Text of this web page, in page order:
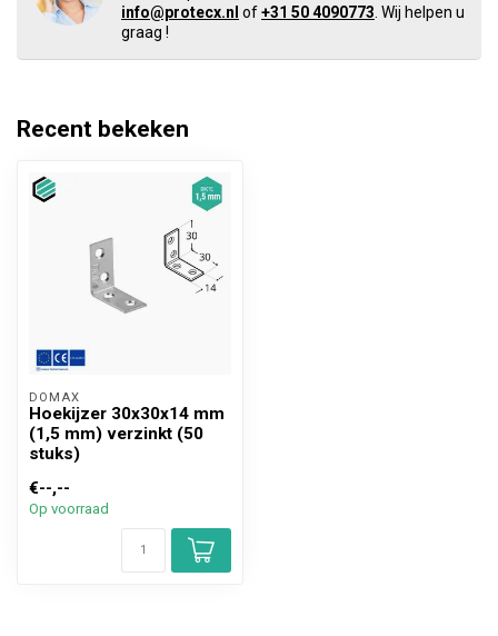
info@protecx.nl of+31 50 4090773 . Wij helpen u
graag !
Recent bekeken
DOMAX
Hoekijzer 30x30x14 mm
(1,5 mm) verzinkt (50
stuks)
€--,--
Op voorraad